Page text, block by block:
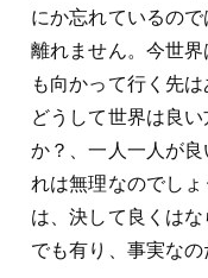
にか忘れているの
離れません。今世
も向かって行く先
どうして世界は良
か？、一人一人が
れは無理なのでし
は、決して良くは
でも有り、事実なの